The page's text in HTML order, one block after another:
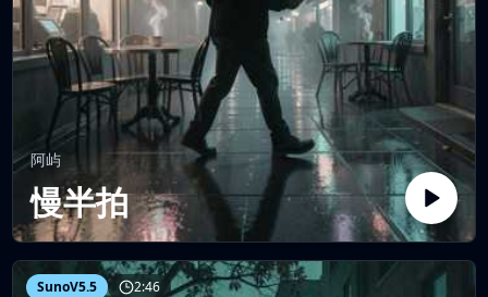
阿屿
慢半拍
SunoV5.5 2:46